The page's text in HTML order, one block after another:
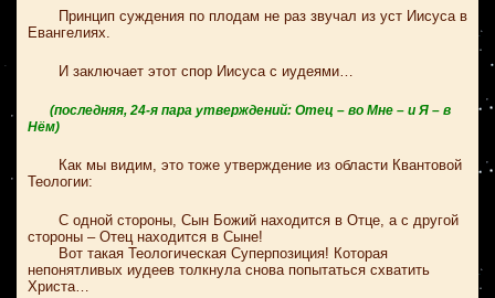
Принцип суждения по плодам не раз звучал из уст Иисуса в
Евангелиях.
И заключает этот спор Иисуса с иудеями…
(последняя, 24-я пара утверждений: Отец – во Мне – и Я – в
Нём)
Как мы видим, это тоже утверждение из области Квантовой
Теологии:
С одной стороны, Сын Божий находится в Отце, а с другой
стороны – Отец находится в Сыне!
Вот такая Теологическая Суперпозиция! Которая
непонятливых иудеев толкнула снова попытаться схватить
Христа…